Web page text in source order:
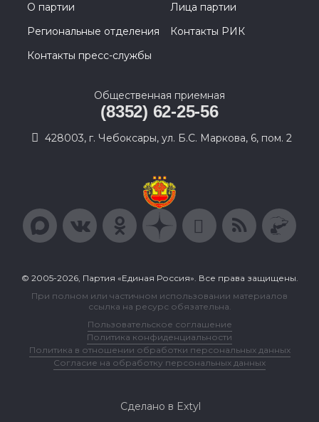
О партии
Лица партии
Региональные отделения
Контакты РИК
Контакты пресс-службы
Общественная приемная
(8352) 62-25-56
428003, г. Чебоксары, ул. Б.С. Маркова, 6, пом. 2
© 2005-2026, Партия «Единая Россия». Все права защищены.
При полном или частичном использовании материалов
ссылка на ресурс обязательна.
Пользовательское соглашение
Политика конфиденциальности
Политика в отношении обработки персональных данных
Согласие на обработку персональных данных
Сделано в Extyl